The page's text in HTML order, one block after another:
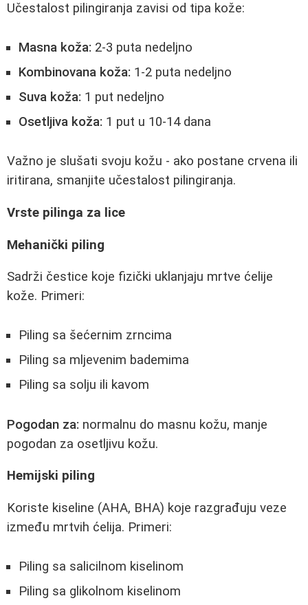
Učestalost pilingiranja zavisi od tipa kože:
Masna koža: 2-3 puta nedeljno
Kombinovana koža: 1-2 puta nedeljno
Suva koža: 1 put nedeljno
Osetljiva koža: 1 put u 10-14 dana
Važno je slušati svoju kožu - ako postane crvena ili
iritirana, smanjite učestalost pilingiranja.
Vrste pilinga za lice
Mehanički piling
Sadrži čestice koje fizički uklanjaju mrtve ćelije
kože. Primeri:
Piling sa šećernim zrncima
Piling sa mljevenim bademima
Piling sa solju ili kavom
Pogodan za: normalnu do masnu kožu, manje
pogodan za osetljivu kožu.
Hemijski piling
Koriste kiseline (AHA, BHA) koje razgrađuju veze
između mrtvih ćelija. Primeri:
Piling sa salicilnom kiselinom
Piling sa glikolnom kiselinom